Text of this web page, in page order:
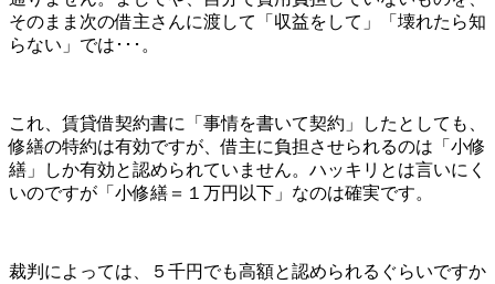
そのまま次の借主さんに渡して「収益をして」「壊れたら知
らない」では･･･。
これ、賃貸借契約書に「事情を書いて契約」したとしても、
修繕の特約は有効ですが、借主に負担させられるのは「小修
繕」しか有効と認められていません。ハッキリとは言いにく
いのですが「小修繕＝１万円以下」なのは確実です。
裁判によっては、５千円でも高額と認められるぐらいですか